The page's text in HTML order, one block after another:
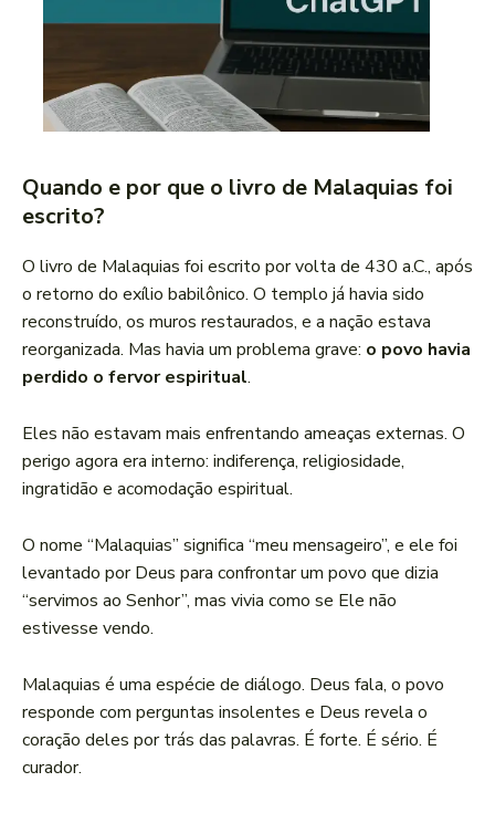
Quando e por que o livro de Malaquias foi
escrito?
O livro de Malaquias foi escrito por volta de 430 a.C., após
o retorno do exílio babilônico. O templo já havia sido
reconstruído, os muros restaurados, e a nação estava
reorganizada. Mas havia um problema grave: o povo havia
perdido o fervor espiritual.
Eles não estavam mais enfrentando ameaças externas. O
perigo agora era interno: indiferença, religiosidade,
ingratidão e acomodação espiritual.
O nome “Malaquias” significa “meu mensageiro”, e ele foi
levantado por Deus para confrontar um povo que dizia
“servimos ao Senhor”, mas vivia como se Ele não
estivesse vendo.
Malaquias é uma espécie de diálogo. Deus fala, o povo
responde com perguntas insolentes e Deus revela o
coração deles por trás das palavras. É forte. É sério. É
curador.